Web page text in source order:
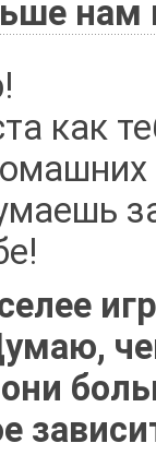
как